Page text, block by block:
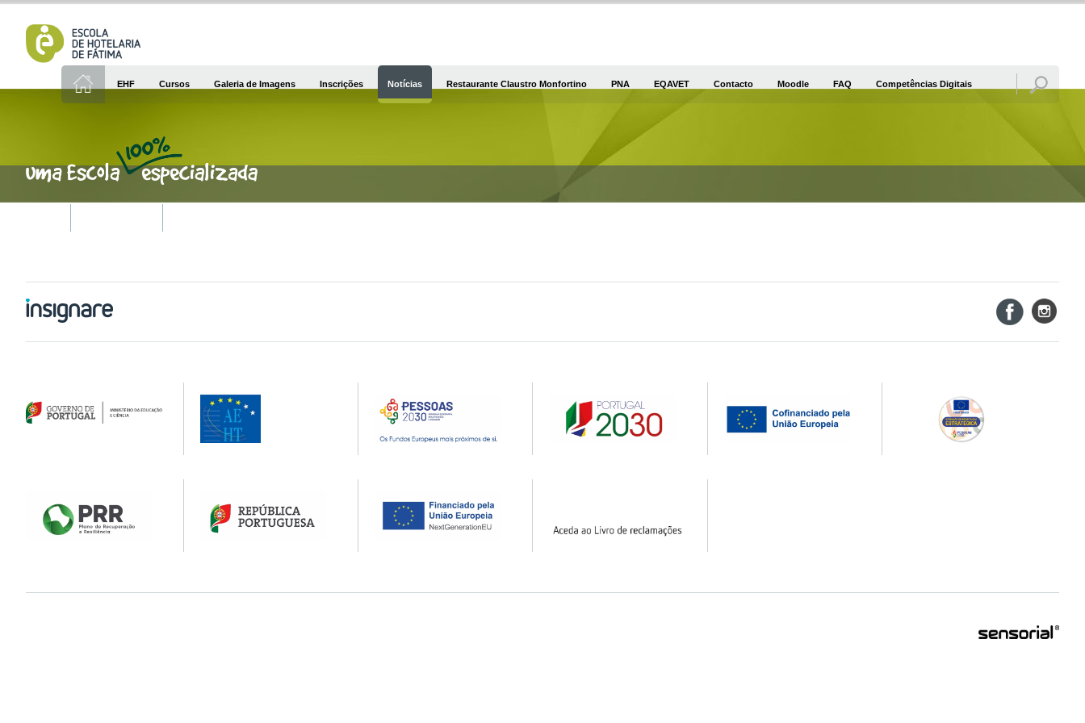
EHF Cursos Galeria de Imagens Inscrições Notícias Restaurante Claustro Monfortino PNA EQAVET Contacto Moodle FAQ Competências Digitais